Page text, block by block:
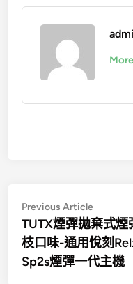
文
章
導
覽
Previous ArticlePrevious
article:
TUTX煙彈拋棄式煙
枝口味-通用悅刻
Sp2s煙彈一代主機